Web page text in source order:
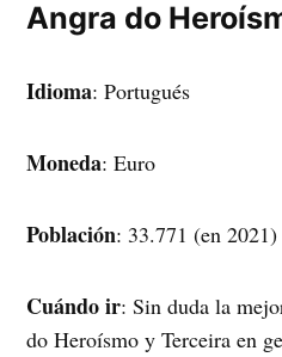
Angra do
Idioma: Portugués
Moneda: Euro
Población: 33.771 (en 2021)
Cuándo ir: Sin duda la
do Heroísmo y Terceira en